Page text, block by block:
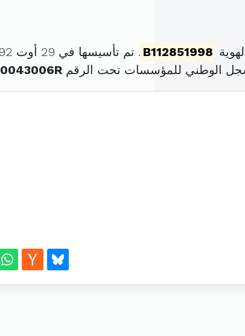
B112851998 . تم تأسيسها في 29 أوت 1992 برأس مال قدره
الوطني للمؤسسات تحت الرقم 0043006R